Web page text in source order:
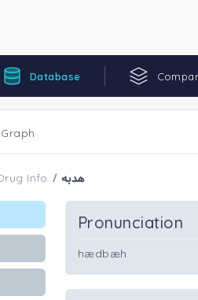
Database
Graph
Info هدبه
Pronunciation
hædbæh